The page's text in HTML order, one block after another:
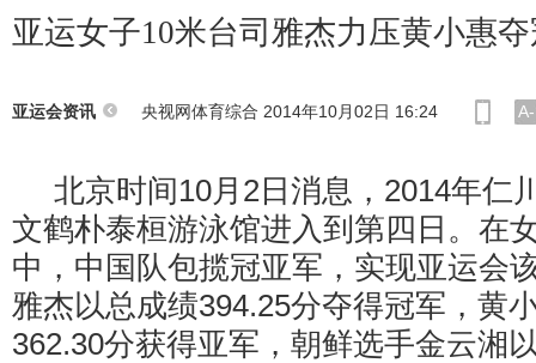
亚运女子10米台司雅杰力压黄小惠
亚运会资讯 央视网体育综合 2014年10月02日 16:24 A-
北京时间10月2日消息，2014年仁
文鹤朴泰桓游泳馆进入到第四日。在
中，中国队包揽冠亚军，实现亚运会
雅杰以总成绩394.25分夺得冠军，黄
362.30分获得亚军，朝鲜选手金云湘